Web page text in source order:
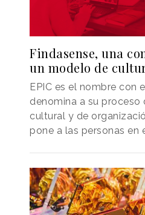
Findasense, una
un modelo de
EPIC es el nombre con
denomina a su
cultural y de
pone a las personas en